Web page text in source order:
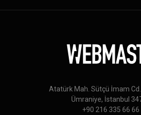
Atatürk Mah. Sütçü İmam
Ümraniye, İstanbul
+90 216 335 66 66